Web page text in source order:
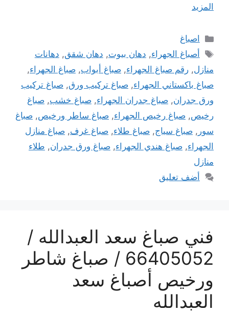
المزيد
التصنيفات
اصباغ
الوسوم
أصباغ الجهراء, دهان بيوت, دهان شقق, دهانات
منازل, رقم صباغ الجهراء, صباغ أبواب, صباغ الجهراء,
صباغ باكستاني الجهراء, صباغ تركيب ورق, صباغ تركيب
ورق جدران, صباغ جدران الجهراء, صباغ خشب, صباغ
رخيص, صباغ رخيص الجهراء, صباغ ساطر ورخيص, صباغ
سور , صباغ سياج, صباغ طلاء, صباغ غرف, صباغ منازل
الجهراء, صباغ هندي الجهراء, صباغ ورق جدران, طلاء
منازل
أضف تعليق
فني صباغ سعد العبدالله /
66405052 / صباغ شاطر
ورخيص أصباغ سعد
العبدالله